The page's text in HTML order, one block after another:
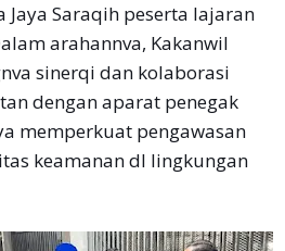
Jaya Saraqih peserta lajaran
arahannva, Kakanwil
sinerqi dan kolaborasi
dengan aparat penegak
memperkuat pengawasan
keamanan dl lingkungan